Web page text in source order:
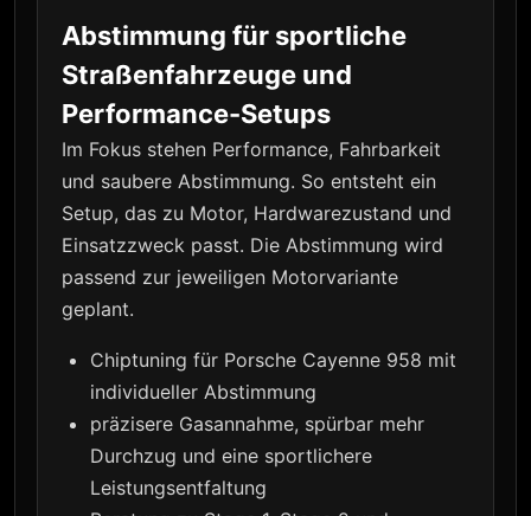
Abstimmung für sportliche
Straßenfahrzeuge und
Performance-Setups
Im Fokus stehen Performance, Fahrbarkeit
und saubere Abstimmung. So entsteht ein
Setup, das zu Motor, Hardwarezustand und
Einsatzzweck passt. Die Abstimmung wird
passend zur jeweiligen Motorvariante
geplant.
Chiptuning für Porsche Cayenne 958 mit
individueller Abstimmung
präzisere Gasannahme, spürbar mehr
Durchzug und eine sportlichere
Leistungsentfaltung